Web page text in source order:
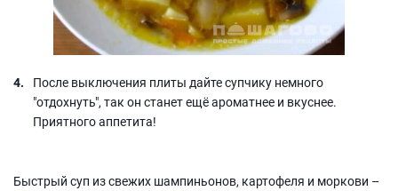
После выключения плиты дайте супчику немного
"отдохнуть", так он станет ещё ароматнее и вкуснее.
Приятного аппетита!
Быстрый суп из свежих шампиньонов, картофеля и моркови –